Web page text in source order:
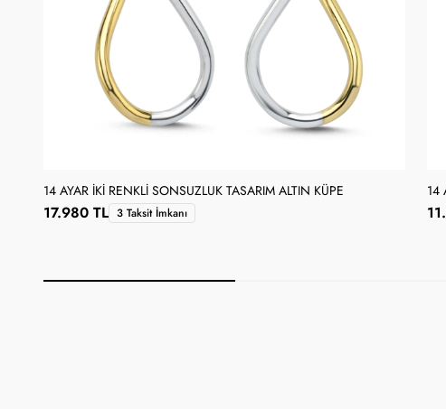
14 AYAR İKI RENKLI SONSUZLUK TASARIM ALTIN KÜPE
17.980 TL 3 Taksit İmkanı
14